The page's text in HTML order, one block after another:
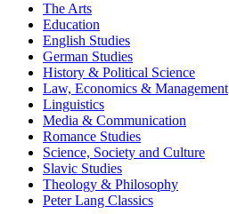
The Arts
Education
English Studies
German Studies
History & Political Science
Law, Economics & Management
Linguistics
Media & Communication
Romance Studies
Science, Society and Culture
Slavic Studies
Theology & Philosophy
Peter Lang Classics